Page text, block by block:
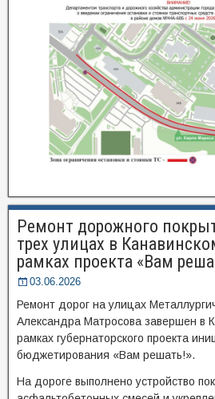
Ремонт дорожного
трех улицах в
рамках проекта «Вам
03.06.2026
Ремонт дорог на улицах
Александра Матросова завершен в
рамках губернаторского проекта
бюджетирования «Вам решать!».
На дороге выполнено устройство